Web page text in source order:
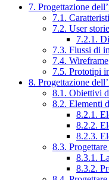
7. Progettazione
7.1.
7.2. User
7.2.1.
7.3. Flussi di
7.4. Wireframe
7.5. Prototipi
8. Progettazione
8.1. Obiettivi
8.2. Elementi
8.2.1.
8.2.2.
8.2.3.
8.3.
8.3.1.
8.3.2.